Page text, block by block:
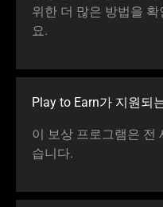
위한 더 많은 방법을 확
요.
Play to Earn가 지원되
이 보상 프로그램은 전
습니다.